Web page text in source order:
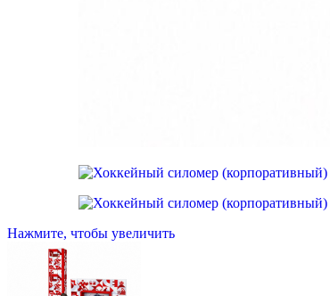
Новый год
Нажмите, чтобы увеличить